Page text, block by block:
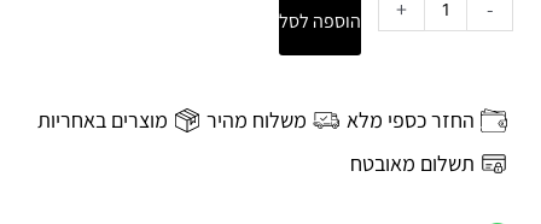
-
של
UME
כחול
+ הוספה לסל
החזר כספי מלא משלוח מהיר
מוצרים באחריות
תשלום מאובטח